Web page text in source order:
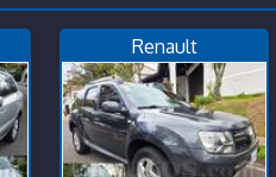
Renault